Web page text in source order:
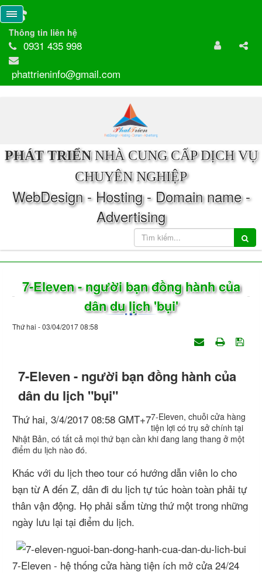
Thông tin liên hệ
0931 435 998
phattrieninfo@gmail.com
PHÁT TRIỂNNHÀ CUNG CẤP DỊCH VỤ
CHUYÊN NGHIỆP
WebDesign - Hosting - Domain name -
Advertising
7-Eleven - người bạn đồng hành của
dân du lịch 'bụi'
Thứ hai - 03/04/2017 08:58
7-Eleven - người bạn đồng hành của
dân du lịch "bụi"
Thứ hai, 3/4/2017 08:58 GMT+77-Eleven, chuỗi cửa hàng
tiện lợi có trụ sở chính tại
Nhật Bản, có tất cả mọi thứ bạn cần khi đang lang thang ở một
điểm du lịch nào đó.
Khác với du lịch theo tour có hướng dẫn viên lo cho
bạn từ A đến Z, dân đi du lịch tự túc hoàn toàn phải tự
thân vận động. Họ phải sắm từng thứ một trong những
ngày lưu lại tại điểm du lịch.
7-Eleven - hệ thống cửa hàng tiện ích mở cửa 24/24